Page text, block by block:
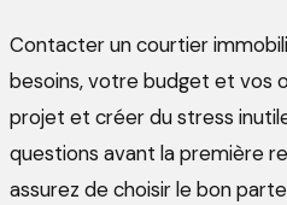
Contacter un courtier
besoins, votre budget et vos
projet et créer du stress
questions avant la première
assurez de choisir le bon